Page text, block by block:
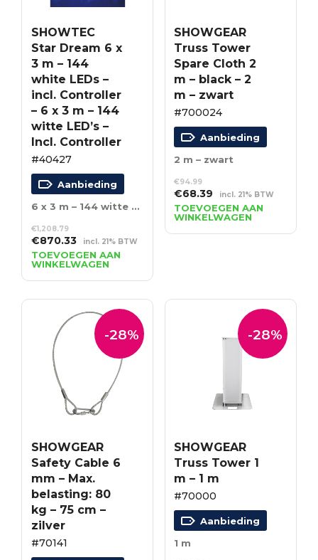
SHOWTEC
Star Dream 6 x
3 m – 144
white LEDs –
incl. Controller
– 6 x 3 m – 144
witte LED’s –
Incl. Controller
#40427
Aanbieding
6 x 3 m – 144 witte LED’s – Incl. Controller
€1,208.79
Oorspronkelijke
prijs
was:
€1,208.79.
€870.33Huidige
prijs
is:
€870.33.
incl. 21% BTW
TOEVOEGEN AAN
WINKELWAGEN
SHOWGEAR
Truss Tower
Spare Cloth 2
m – black – 2
m – zwart
#700024
Aanbieding
2 m – zwart
€94.99
Oorspronkelijke
prijs
was:
€94.99.
€68.39 Huidige
prijs
is:
€68.39.
incl. 21% BTW
TOEVOEGEN AAN
WINKELWAGEN
-28%
SHOWGEAR
Safety Cable 6
mm – Max.
belasting: 80
kg – 75 cm –
zilver
#70141
-28%
SHOWGEAR
Truss Tower 1
m – 1 m
#70000
Aanbieding
1 m